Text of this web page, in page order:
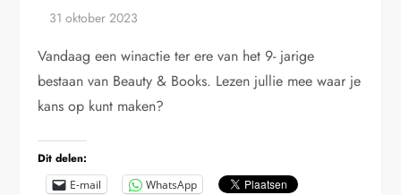
Vandaag een winactie ter ere van het 9- jarige
bestaan van Beauty & Books. Lezen jullie mee waar je
kans op kunt maken?
Dit delen:
E-mail WhatsApp